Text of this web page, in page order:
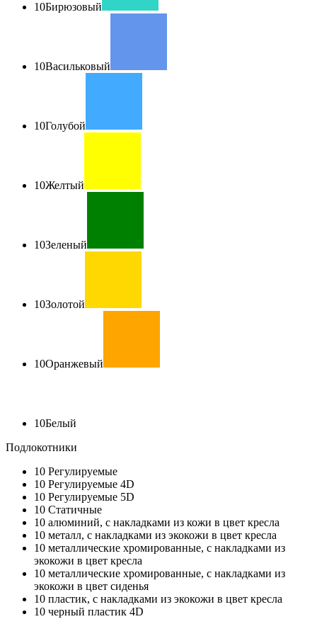
10Бирюзовый
10Васильковый
10Голубой
10Желтый
10Зеленый
10Золотой
10Оранжевый
10Белый
Подлокотники
10 Регулируемые
10 Регулируемые 4D
10 Регулируемые 5D
10 Статичные
10 алюминий, с накладками из кожи в цвет кресла
10 металл, с накладками из экокожи в цвет кресла
10 металлические хромированные, с накладками из
экокожи в цвет кресла
10 металлические хромированные, с накладками из
экокожи в цвет сиденья
10 пластик, с накладками из экокожи в цвет кресла
10 черный пластик 4D